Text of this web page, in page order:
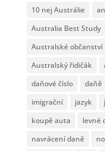
10 nej Austrálie
Australia Best Study
Australské občanství
Australský řidičák
daňové číslo
daňě
imigrační
jazyk
koupě auta
levné
navrácení daně